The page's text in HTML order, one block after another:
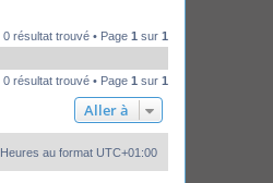
0 résultat trouvé • Page 1 sur 1
0 résultat trouvé • Page 1 sur 1
Aller à
Heures au format UTC+01:00